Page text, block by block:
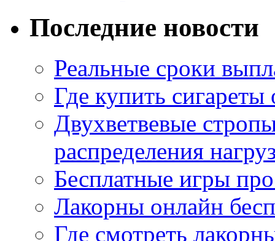
Последние новости
Реальные сроки
Где купить
Двухветвевые
распределения
Бесплатные игры
Лакорны онлайн
Где смотреть